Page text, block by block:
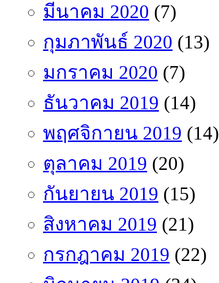
มีนาคม 2020 (7)
กุมภาพันธ์ 2020 (13)
มกราคม 2020 (7)
ธันวาคม 2019 (14)
พฤศจิกายน 2019 (14)
ตุลาคม 2019 (20)
กันยายน 2019 (15)
สิงหาคม 2019 (21)
กรกฎาคม 2019 (22)